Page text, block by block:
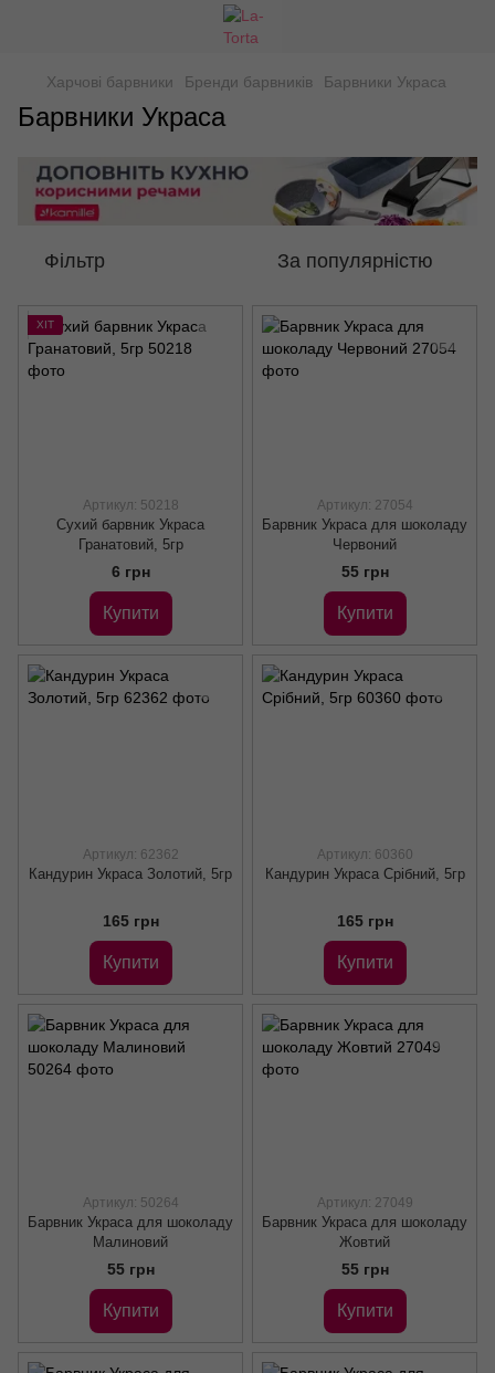
Харчові барвники Бренди барвників Барвники Украса
Барвники Украса
Фільтр За популярністю
ХІТ
Артикул: 50218
Сухий барвник Украса
Гранатовий, 5гр
6 грн
Купити
Артикул: 27054
Барвник Украса для шоколаду
Червоний
55 грн
Купити
Артикул: 62362
Кандурин Украса Золотий, 5гр
165 грн
Купити
Артикул: 60360
Кандурин Украса Срібний, 5гр
165 грн
Купити
Артикул: 50264
Барвник Украса для шоколаду
Малиновий
55 грн
Купити
Артикул: 27049
Барвник Украса для шоколаду
Жовтий
55 грн
Купити